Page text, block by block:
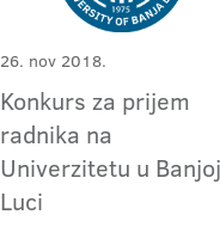
26. nov 2018.
Konkurs za prijem
radnika na
Univerzitetu u Banjoj
Luci